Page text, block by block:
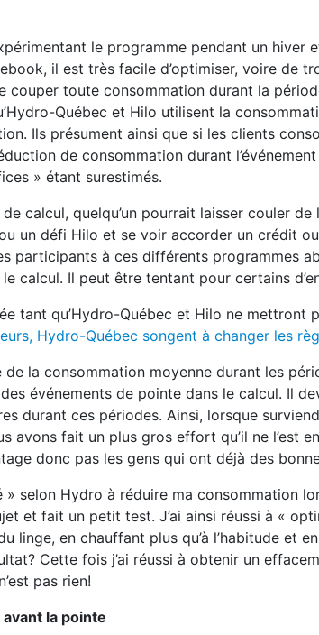
le programme pendant un hiver
il est très facile d’optimiser, voire de
couper toute consommation durant la
Québec et Hilo utilisent la
Ils présument ainsi que si les clients
de consommation durant
» étant surestimés.
calcul, quelqu’un pourrait laisser couler de
un défi Hilo et se voir accorder un crédit
participants à ces différents programmes
calcul. Il peut être tentant pour certains
tant qu’Hydro-Québec et Hilo ne mettront
Hydro-Québec songent à changer les
la consommation moyenne durant les
événements de pointe dans le calcul. Il
durant ces périodes. Ainsi, lorsque
avons fait un plus gros effort qu’il ne l’est
donc pas les gens qui ont déjà des
» selon Hydro à réduire ma consommation
et fait un petit test. J’ai ainsi réussi à «
linge, en chauffant plus qu’à l’habitude et
Cette fois j’ai réussi à obtenir un
pas rien!
la pointe